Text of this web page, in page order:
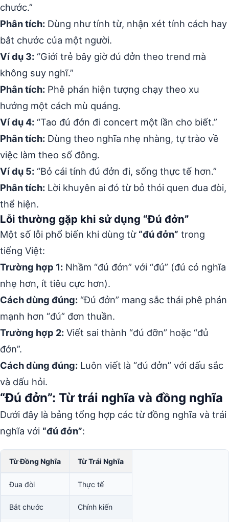
chước.”
Phân tích: Dùng như tính từ, nhận xét tính cách hay
bắt chước của một người.
Ví dụ 3: “Giới trẻ bây giờ đú đởn theo trend mà
không suy nghĩ.”
Phân tích: Phê phán hiện tượng chạy theo xu
hướng một cách mù quáng.
Ví dụ 4: “Tao đú đởn đi concert một lần cho biết.”
Phân tích: Dùng theo nghĩa nhẹ nhàng, tự trào về
việc làm theo số đông.
Ví dụ 5: “Bỏ cái tính đú đởn đi, sống thực tế hơn.”
Phân tích: Lời khuyên ai đó từ bỏ thói quen đua đòi,
thể hiện.
Lỗi thường gặp khi sử dụng “Đú đởn”
Một số lỗi phổ biến khi dùng từ “đú đởn” trong
tiếng Việt:
Trường hợp 1: Nhầm “đú đởn” với “đú” (đú có nghĩa
nhẹ hơn, ít tiêu cực hơn).
Cách dùng đúng: “Đú đởn” mang sắc thái phê phán
mạnh hơn “đú” đơn thuần.
Trường hợp 2: Viết sai thành “đú đỡn” hoặc “đủ
đởn”.
Cách dùng đúng: Luôn viết là “đú đởn” với dấu sắc
và dấu hỏi.
“Đú đởn”: Từ trái nghĩa và đồng nghĩa
Dưới đây là bảng tổng hợp các từ đồng nghĩa và trái
nghĩa với “đú đởn”:
Từ Đồng Nghĩa Từ Trái Nghĩa
Đua đòi Thực tế
Bắt chước Chính kiến